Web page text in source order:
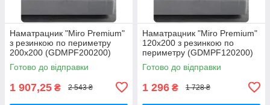
Наматрацник "Miro Premium"
з резинкою по периметру
200x200 (GDMPF200200)
Готово до відправки
1 907,25 ₴ 2 543 ₴
Наматрацник "Miro Premium"
120x200 з резинкою по
периметру (GDMPF120200)
Готово до відправки
1 296 ₴ 1 728 ₴